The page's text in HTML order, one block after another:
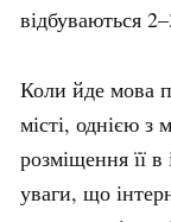
відбуваються
Коли йде мова
місті, однією з
розміщення її
уваги, що